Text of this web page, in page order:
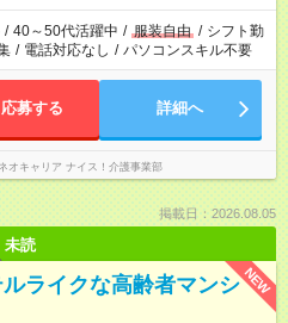
/ 40～50代活躍中 / 服装自由 / シフト勤
/ 電話対応なし / パソコンスキル不要
応募する 詳細へ
オキャリア ナイス！介護事業部
掲載日：2026.08.05
未読
NEW
ライクな高齢者マンシ